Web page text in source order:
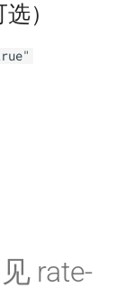
）
rate-